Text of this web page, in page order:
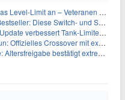
– Veteranen können endlich weiter aufsteigen
und Switch-2-Spiele verkaufen sich am besten
Tank-Limiter und behebt Bugs
Crossover mit exklusiven Inhalten angekündigt
bestätigt extreme Gewalt und düstere Szenen